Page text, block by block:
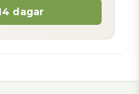
dagar